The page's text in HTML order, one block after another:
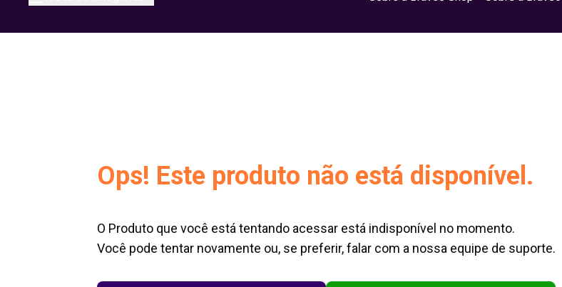
Ops! Este produto não está disponível.
O Produto que você está tentando acessar está indisponível no momento.
Você pode tentar novamente ou, se preferir, falar com a nossa equipe de suporte.